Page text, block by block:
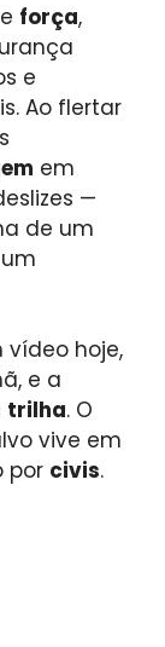
força,
e
Ao flertar
em
—
de um
vídeo hoje,
e a
trilha. O
vive em
por civis.